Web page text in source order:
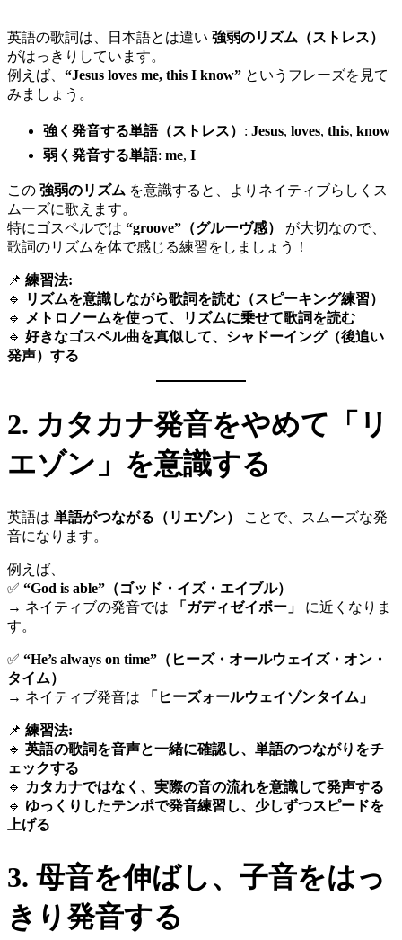
英語の歌詞は、日本語とは違い 強弱のリズム（ストレス）
がはっきりしています。
例えば、 “Jesus loves me, this I know” というフレーズを見て
みましょう。
強く発音する単語（ストレス） : Jesus, loves, this, know
弱く発音する単語: me, I
この 強弱のリズム を意識すると、よりネイティブらしくス
ムーズに歌えます。
特にゴスペルでは “groove”（グルーヴ感）
が大切なので、
歌詞のリズムを体で感じる練習をしましょう！
📌 練習法:
🔹
リズムを意識しながら歌詞を読む（スピーキング練習）
🔹
メトロノームを使って、リズムに乗せて歌詞を読む
🔹 好きなゴスペル曲を真似して、シャドーイング（後追い
発声）する
2. カタカナ発音をやめて「リ
エゾン」を意識する
英語は 単語がつながる（リエゾン）
ことで、スムーズな発
音になります。
例えば、
✅ “God is able”（ゴッド・イズ・エイブル）
→ ネイティブの発音では
「ガディゼイボー」
に近くなりま
す。
✅ “He’s always on time”（ヒーズ・オールウェイズ・オン・
タイム）
→ ネイティブ発音は
「ヒーズォールウェイゾンタイム」
📌 練習法:
🔹 英語の歌詞を音声と一緒に確認し、単語のつながりをチ
ェックする
🔹 カタカナではなく、実際の音の流れを意識して発声する
🔹 ゆっくりしたテンポで発音練習し、少しずつスピードを
上げる
3. 母音を伸ばし、子音をはっ
きり発音する